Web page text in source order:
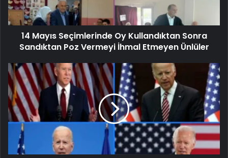
14 Mayıs Seçimlerinde Oy Kullandıktan Sonra
Sandıktan Poz Vermeyi İhmal Etmeyen Ünlüler